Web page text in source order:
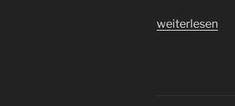
„Lienen
weiterlesen